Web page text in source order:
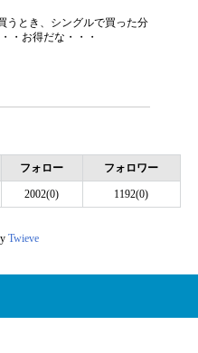
うとき、シングルで買った分
・お得だな・・・
フォロー フォロワー
2002(0) 1192(0)
Twieve